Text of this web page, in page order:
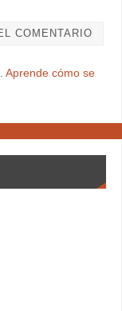
Aprende cómo se